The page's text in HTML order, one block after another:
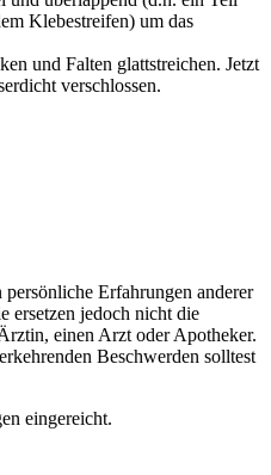
Klebestreifen) um das
und Falten glattstreichen. Jetzt
verschlossen.
Erfahrungen anderer
ersetzen jedoch nicht die
einen Arzt oder Apotheker.
Beschwerden solltest
eingereicht.